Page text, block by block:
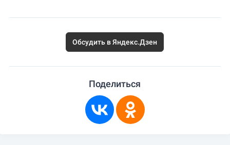
Обсудить в Яндекс.Дзен
Поделиться